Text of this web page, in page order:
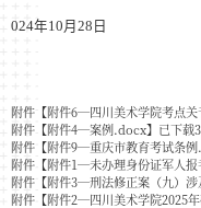
024年10月 28 日
附件【附件6—四川美术学院考点
附件【附件4—案例.docx】已下载
附件【附件9—重庆市教育考试条
附件【附件1—未办理身份证军人
附件【附件3—刑法修正案（九）
附件【附件2—四川美术学院2025